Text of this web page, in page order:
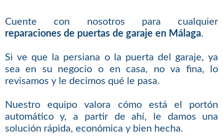
Cuente con nosotros para cualquier
reparaciones de puertas de garaje en Málaga.
Si ve que la persiana o la puerta del garaje, ya
sea en su negocio o en casa, no va fina, lo
revisamos y le decimos qué le pasa.
Nuestro equipo valora cómo está el portón
automático y, a partir de ahí, le damos una
solución rápida, económica y bien hecha.